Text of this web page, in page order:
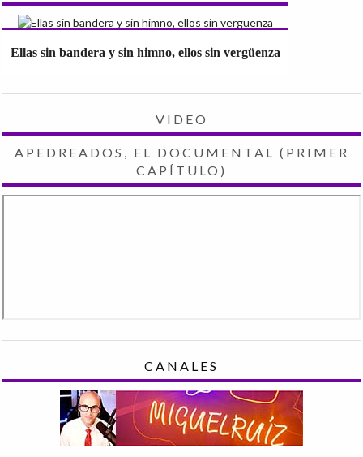
Ellas sin bandera y sin himno, ellos sin vergüenza
VIDEO
APEDREADOS, EL DOCUMENTAL (PRIMER
CAPÍTULO)
CANALES